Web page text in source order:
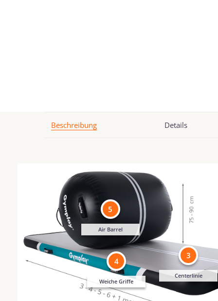
Beschreibung Details
Centerlinie
3
Weiche Griffe
4
Air Barrel
5